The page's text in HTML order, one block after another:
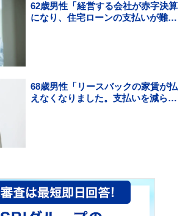
62歳男性「経営する会社が赤字決算
になり、住宅ローンの支払いが難し
68歳男性「リースバックの家賃が払
えなくなりました。支払いを減らす